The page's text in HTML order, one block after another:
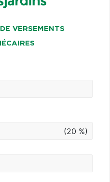
VERSEMENTS
(20 %)